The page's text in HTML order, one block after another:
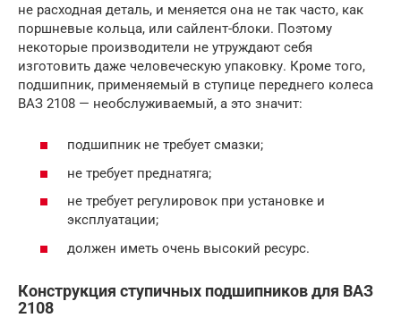
не расходная деталь, и меняется она не так часто, как
поршневые кольца, или сайлент-блоки. Поэтому
некоторые производители не утруждают себя
изготовить даже человеческую упаковку. Кроме того,
подшипник, применяемый в ступице переднего колеса
ВАЗ 2108 — необслуживаемый, а это значит:
подшипник не требует смазки;
не требует преднатяга;
не требует регулировок при установке и
эксплуатации;
должен иметь очень высокий ресурс.
Конструкция ступичных подшипников для ВАЗ
2108